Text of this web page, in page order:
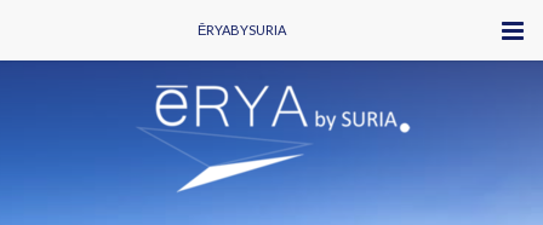
ĒRYABYSURIA